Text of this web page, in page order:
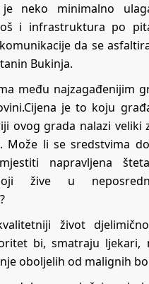
je neko minimalno
i infrastruktura po
da se
Bukinja.
među najzagađenijim
je to koju
ovog grada nalazi veliki
Može li se sredstvima
napravljena
žive u
život
bi, smatraju ljekari,
oboljelih od malignih